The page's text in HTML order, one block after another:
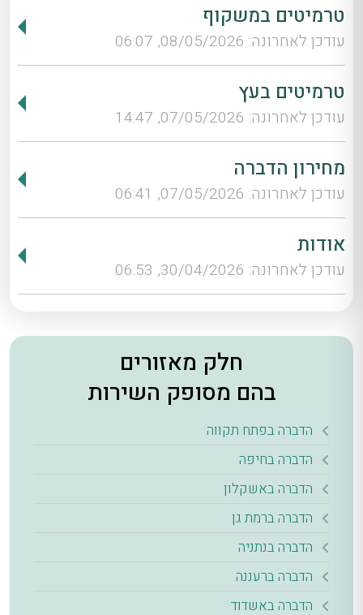
טרמיטים במשקוף
עודכן לאחרונה: 08/05/2026, 06:07
טרמיטים בעץ
עודכן לאחרונה: 07/05/2026, 14:47
מחירון הדברה
עודכן לאחרונה: 07/05/2026, 06:41
אודות
עודכן לאחרונה: 30/04/2026, 06:53
חלק מאזורים
בהם מסופק השירות
הדברה בפתח תקווה
הדברה בחיפה
הדברה באשקלון
הדברה ברמת גן
הדברה בנתניה
הדברה ברעננה
הדברה באשדוד